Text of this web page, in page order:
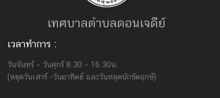
เทศบาลตำบลดอนเจดีย์
เวลาทำการ :
วันจันทร์ – วันศุกร์ 8.30 – 16.30น.
(หยุดวันเสาร์ -วันอาทิตย์ และวันหยุดนักขัตฤกษ์)